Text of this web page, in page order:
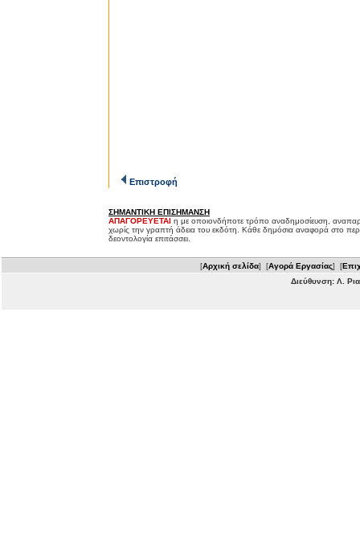
Επιστροφή
ΣΗΜΑΝΤΙΚΗ ΕΠΙΣΗΜΑΝΣΗ
ΑΠΑΓΟΡΕΥΕΤΑΙ η με οποιονδήποτε τρόπο αναδημοσίευση,
χωρίς την γραπτή άδεια του εκδότη. Κάθε δημόσια αναφορά στο
δεοντολογία επιτάσσει.
[Αρχική σελίδα] [Αγορά Εργασίας] [
Διεύθυνση: Λ.